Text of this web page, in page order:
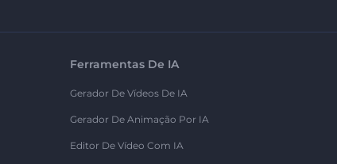
Ferramentas De IA
Gerador De Vídeos De IA
Gerador De Animação Por IA
Editor De Vídeo Com IA